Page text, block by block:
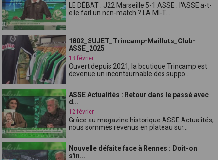
LE DÉBAT : J22 Marseille 5-1 ASSE : l'ASSE a-t-
elle fait un non-match ? LA MI-T...
1802_SUJET_Trincamp-Maillots_Club-
ASSE_2025
18 février
Ouvert depuis 2021, la boutique Trincamp est
devenue un incontournable des suppo...
ASSE Actualités : Retour dans le passé avec
d...
12 février
Grâce au magazine historique ASSE Actualités,
nous sommes revenus en plateau sur...
Nouvelle défaite face à Rennes : Doit-on
s'in...